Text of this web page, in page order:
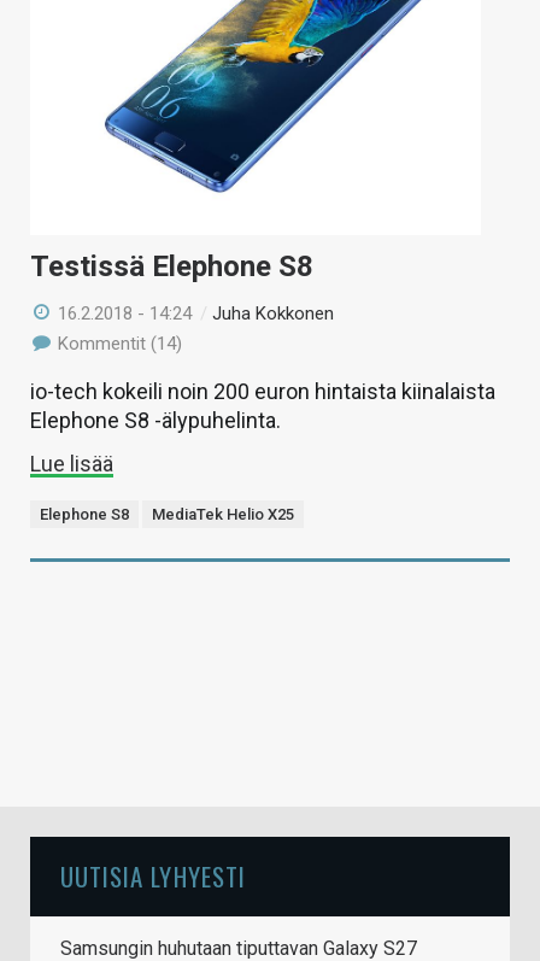
Testissä Elephone S8
16.2.2018 - 14:24 /Juha Kokkonen
Kommentit (14)
io-tech kokeili noin 200 euron hintaista kiinalaista
Elephone S8 -älypuhelinta.
Lue lisää
Elephone S8 MediaTek Helio X25
UUTISIA LYHYESTI
Samsungin huhutaan tiputtavan Galaxy S27